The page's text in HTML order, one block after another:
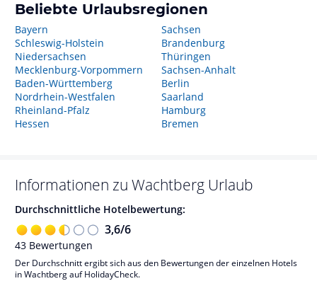
Beliebte Urlaubsregionen
Bayern
Schleswig-Holstein
Niedersachsen
Mecklenburg-Vorpommern
Baden-Württemberg
Nordrhein-Westfalen
Rheinland-Pfalz
Hessen
Sachsen
Brandenburg
Thüringen
Sachsen-Anhalt
Berlin
Saarland
Hamburg
Bremen
Informationen zu Wachtberg Urlaub
Durchschnittliche Hotelbewertung:
3,6/6
43 Bewertungen
Der Durchschnitt ergibt sich aus den Bewertungen der einzelnen Hotels
in Wachtberg auf HolidayCheck.